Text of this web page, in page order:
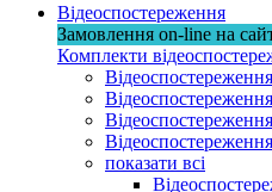
Відеоспостереження
Замовлення on-line на
Комплекти
показати всі